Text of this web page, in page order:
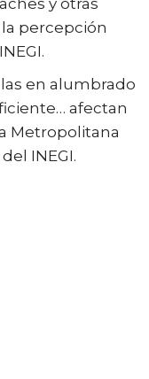
y otras
percepción
en alumbrado
afectan
Metropolitana
INEGI.